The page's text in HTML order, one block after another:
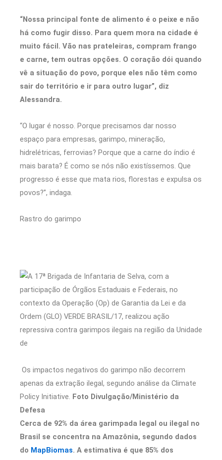
“Nossa principal fonte de alimento é o peixe e não
há como fugir disso. Para quem mora na cidade é
muito fácil. Vão nas prateleiras, compram frango
e carne, tem outras opções. O coração dói quando
vê a situação do povo, porque eles não têm como
sair do território e ir para outro lugar”, diz
Alessandra.
“O lugar é nosso. Porque precisamos dar nosso
espaço para empresas, garimpo, mineração,
hidrelétricas, ferrovias? Porque que a carne do índio é
mais barata? É como se nós não existíssemos. Que
progresso é esse que mata rios, florestas e expulsa os
povos?”, indaga.
Rastro do garimpo
Os impactos negativos do garimpo não decorrem
apenas da extração ilegal, segundo análise da Climate
Policy Initiative. Foto Divulgação/Ministério da
Defesa
Cerca de 92% da área garimpada legal ou ilegal no
Brasil se concentra na Amazônia, segundo dados
do MapBiomas. A estimativa é que 85% dos